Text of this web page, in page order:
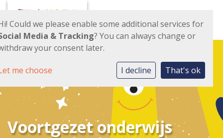
Voortgezet onderwijs
Could we please enable some additional services for
Media & Tracking? You can always change or
your consent later.
me choose I decline That's ok